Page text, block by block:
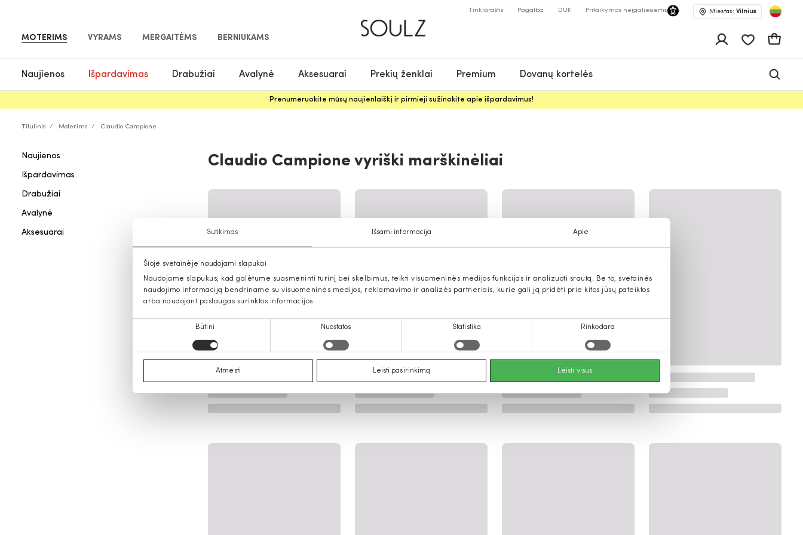
Sutikimas Išsami informacija Apie
Šioje svetainėje naudojami slapukai
Naudojame slapukus, kad galėtume suasmeninti turinį bei skelbimus, teikti visuomeninės medijos funkcijas ir analizuoti srautą. Be to, svetainės
naudojimo informaciją bendriname su visuomeninės medijos, reklamavimo ir analizės partneriais, kurie gali ją pridėti prie kitos jūsų pateiktos
arba naudojant paslaugas surinktos informacijos.
Būtini Nuostatos Statistika Rinkodara
Atmesti Leisti pasirinkimą Leisti visus
MOTERIMS VYRAMS MERGAITĖMS BERNIUKAMS
Tinklaraštis Pagalba DUK Pritaikymas neįgaliesiems Miestas: Vilnius
Pageidavimų
Naujienos Išpardavimas Drabužiai Avalynė Aksesuarai Prekių ženklai Premium Dovanų kortelės
Prenumeruokite mūsų naujienlaiškį ir pirmieji sužinokite apie išpardavimus!
Titulinis Moterims Claudio Campione
Naujienos
Išpardavimas
Drabužiai
Avalynė
Aksesuarai
Claudio Campione vyriški marškinėliai